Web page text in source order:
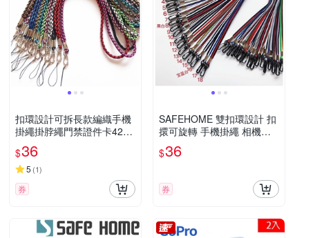
扣環設計可拆長款編織手機
掛繩掛脖繩門禁證件卡42公
分(恕不接受指定顏色出貨)
CPA037
$36
5 (1)
券
SAFEHOME 雙扣環設計 扣
擐可旋轉 手機掛繩 相機手
繩 短掛繩 防丟無痕 58公分
長 (恕不接受指定顏色出貨)
$36
券